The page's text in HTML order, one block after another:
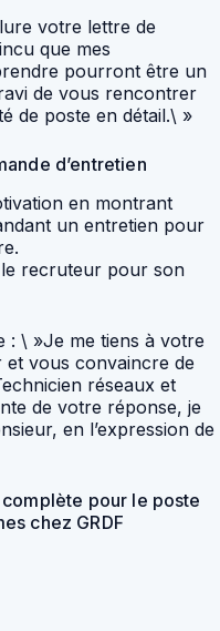
votre lettre de
que mes
pourront être un
de vous rencontrer
de poste en détail.\ »
d’entretien
en montrant
un entretien pour
le recruteur pour son
: \ »Je me tiens à votre
vous convaincre de
réseaux et
de votre réponse, je
en l’expression de
pour le poste
chez GRDF